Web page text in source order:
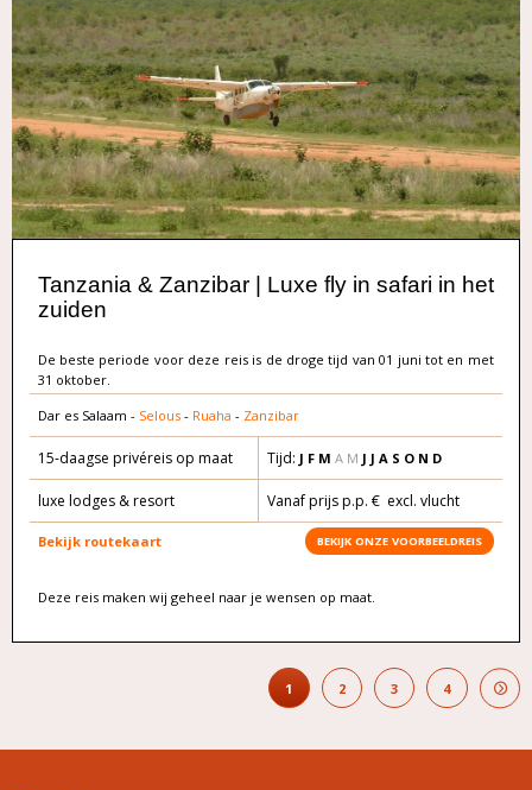
Tanzania & Zanzibar | Luxe fly in safari in het
zuiden
De beste periode voor deze reis is de droge tijd van 01 juni tot en met
31 oktober.
Dar es Salaam - Selous- Ruaha - Zanzibar
15-daagse privéreis op maat Tijd: J F M A M J J A S O N D
luxe lodges & resort Vanaf prijs p.p. € excl. vlucht
Bekijk routekaart BEKIJK ONZE VOORBEELDREIS
Deze reis maken wij geheel naar je wensen op maat.
1 2 3 4